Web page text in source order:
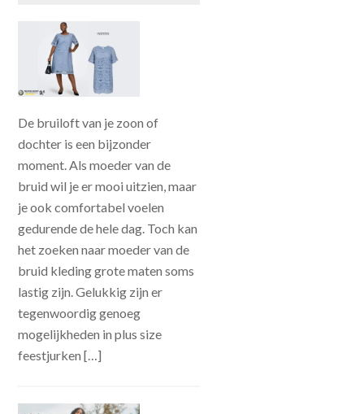
De bruiloft van je zoon of
dochter is een bijzonder
moment. Als moeder van de
bruid wil je er mooi uitzien, maar
je ook comfortabel voelen
gedurende de hele dag. Toch kan
het zoeken naar moeder van de
bruid kleding grote maten soms
lastig zijn. Gelukkig zijn er
tegenwoordig genoeg
mogelijkheden in plus size
feestjurken […]